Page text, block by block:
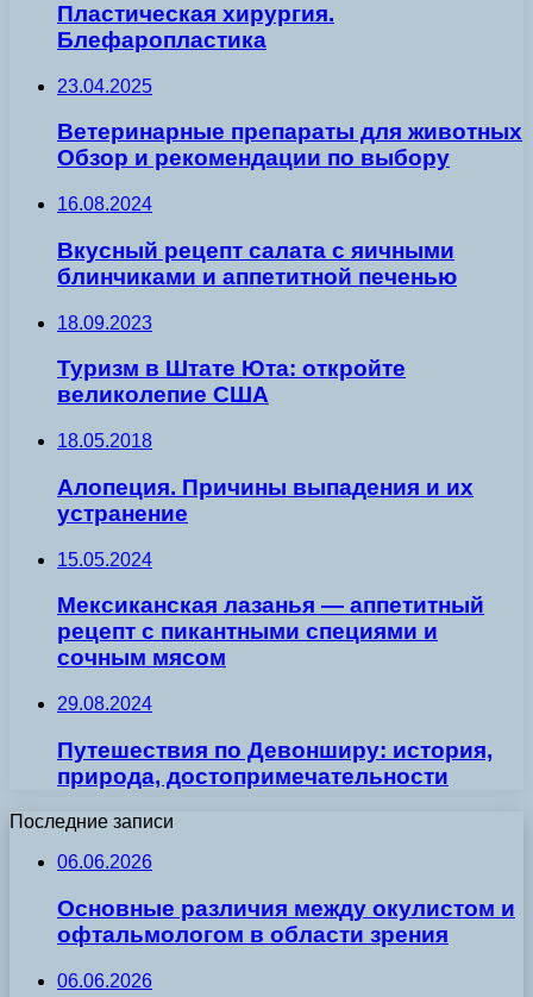
Пластическая хирургия.
Блефаропластика
23.04.2025
Ветеринарные препараты для животных
Обзор и рекомендации по выбору
16.08.2024
Вкусный рецепт салата с яичными
блинчиками и аппетитной печенью
18.09.2023
Туризм в Штате Юта: откройте
великолепие США
18.05.2018
Алопеция. Причины выпадения и их
устранение
15.05.2024
Мексиканская лазанья — аппетитный
рецепт с пикантными специями и
сочным мясом
29.08.2024
Путешествия по Девонширу: история,
природа, достопримечательности
Последние записи
06.06.2026
Основные различия между окулистом и
офтальмологом в области зрения
06.06.2026